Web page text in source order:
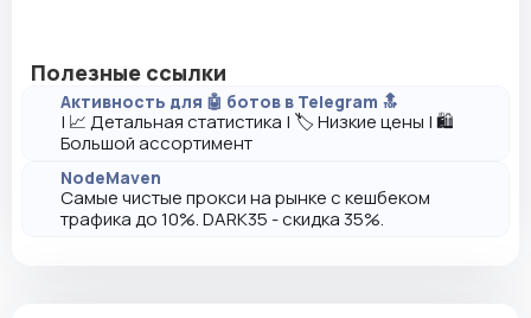
Полезные ссылки
Активность для 🤖 ботов в Telegram 🔝
| 📈 Детальная статистика | 🏷️ Низкие цены | 🛍️
Большой ассортимент
NodeMaven
Самые чистые прокси на рынке с кешбеком
трафика до 10%. DARK35 - скидка 35%.